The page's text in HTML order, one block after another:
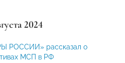
2024
РОССИИ» рассказал о
МСП в РФ